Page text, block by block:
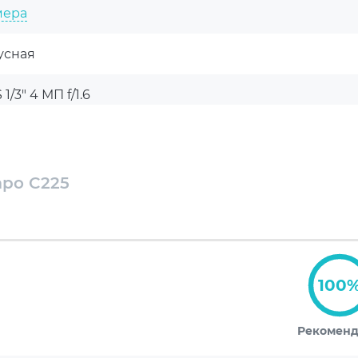
и стремится к созданию максимально
1/3" 4 МП f/1.6
пикс 15 к/с
C225